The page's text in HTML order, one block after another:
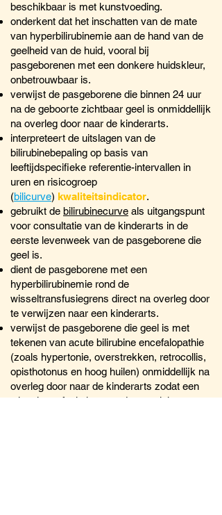
beschikbaar is met kunstvoeding.
onderkent dat het inschatten van de mate
van hyperbilirubinemie aan de hand van de
geelheid van de huid, vooral bij
pasgeborenen met een donkere huidskleur,
onbetrouwbaar is.
verwijst de pasgeborene die binnen 24 uur
na de geboorte zichtbaar geel is onmiddellijk
na overleg door naar de kinderarts.
interpreteert de uitslagen van de
bilirubinebepaling op basis van
leeftijdspecifieke referentie-intervallen in
uren en risicogroep
(bilicurve) kwaliteitsindicator.
gebruikt de bilirubinecurve als uitgangspunt
voor consultatie van de kinderarts in de
eerste levenweek van de pasgeborene die
geel is.
dient de pasgeborene met een
hyperbilirubinemie rond de
wisseltransfusiegrens direct na overleg door
te verwijzen naar een kinderarts.
verwijst de pasgeborene die geel is met
tekenen van acute bilirubine encefalopathie
(zoals hypertonie, overstrekken, retrocollis,
opisthotonus en hoog huilen) onmiddellijk na
overleg door naar de kinderarts zodat een
wisseltransfusie kan worden verricht.